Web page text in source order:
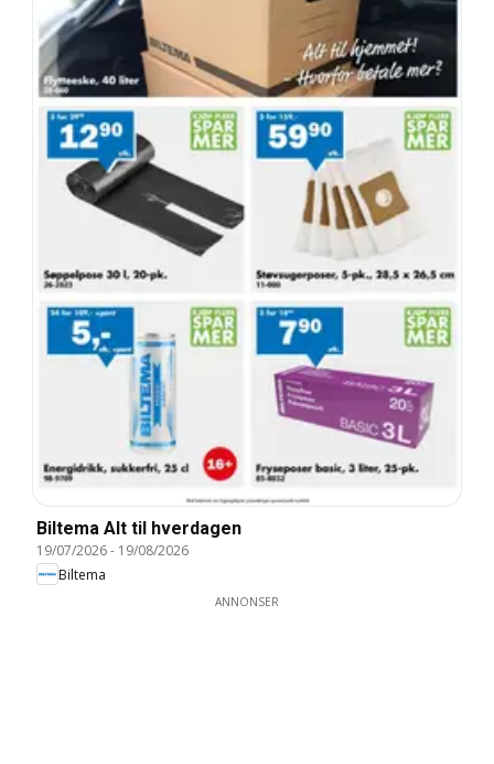
Biltema Alt til hverdagen
19/07/2026- 19/08/2026
Biltema
ANNONSER